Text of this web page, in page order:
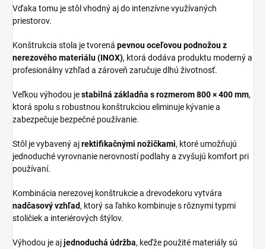
Vďaka tomu je stôl vhodný aj do intenzívne využívaných
priestorov.
Konštrukcia stola je tvorená pevnou oceľovou podnožou z
nerezového materiálu (INOX), ktorá dodáva produktu moderný a
profesionálny vzhľad a zároveň zaručuje dlhú životnosť.
Veľkou výhodou jestabilná základňa s rozmerom 800 × 400 mm,
ktorá spolu s robustnou konštrukciou eliminuje kývanie a
zabezpečuje bezpečné používanie.
Stôl je vybavený ajrektifikačnými nožičkami, ktoré umožňujú
jednoduché vyrovnanie nerovností podlahy a zvyšujú komfort pri
používaní.
Kombinácia nerezovej konštrukcie a drevodekoru vytvára
nadčasový vzhľad, ktorý sa ľahko kombinuje s rôznymi typmi
stoličiek a interiérových štýlov.
Výhodou je ajjednoduchá údržba, keďže použité materiály sú